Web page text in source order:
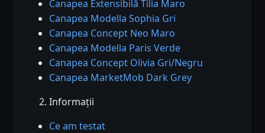
Canapea Extensibilă Tilia Maro
Canapea Modella Sophia Gri
Canapea Concept Neo Maro
Canapea Modella Paris Verde
Canapea Concept Olivia Gri/Negru
Canapea MarketMob Dark Grey
Informații
Ce am testat